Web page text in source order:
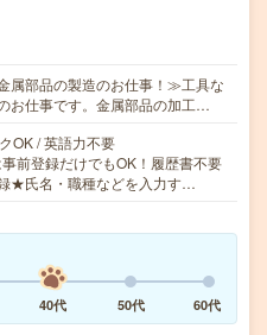
属部品の製造のお仕事！≫工具な
お仕事です。金属部品の加工…
OK / 英語力不要
前登録だけでもOK！履歴書不要
★氏名・職種などを入力す…
40代 50代 60代